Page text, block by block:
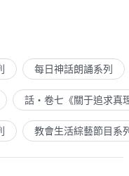
每日神話朗誦系列
話・卷七《關于追求真
教會生活綜藝節目系